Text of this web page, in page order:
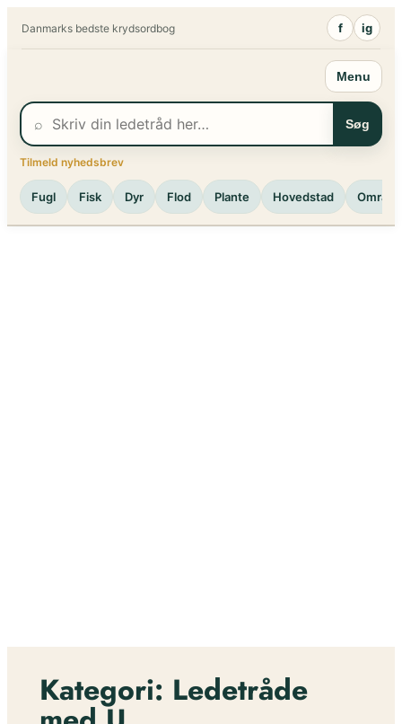
Danmarks bedste krydsordbog f ig
Menu
⌕ Søg
Tilmeld nyhedsbrev
Fugl Fisk Dyr Flod Plante Hovedstad Område
Kategori: Ledetråde